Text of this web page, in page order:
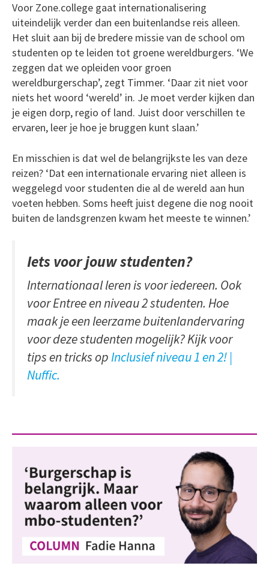
Voor Zone.college gaat internationalisering
uiteindelijk verder dan een buitenlandse reis alleen.
Het sluit aan bij de bredere missie van de school om
studenten op te leiden tot groene wereldburgers. ‘We
zeggen dat we opleiden voor groen
wereldburgerschap’, zegt Timmer. ‘Daar zit niet voor
niets het woord ‘wereld’ in. Je moet verder kijken dan
je eigen dorp, regio of land. Juist door verschillen te
ervaren, leer je hoe je bruggen kunt slaan.’
En misschien is dat wel de belangrijkste les van deze
reizen? ‘Dat een internationale ervaring niet alleen is
weggelegd voor studenten die al de wereld aan hun
voeten hebben. Soms heeft juist degene die nog nooit
buiten de landsgrenzen kwam het meeste te winnen.’
Iets voor jouw studenten?
Internationaal leren is voor iedereen. Ook
voor Entree en niveau 2 studenten. Hoe
maak je een leerzame buitenlandervaring
voor deze studenten mogelijk? Kijk voor
tips en tricks opInclusief niveau 1 en 2! |
Nuffic.